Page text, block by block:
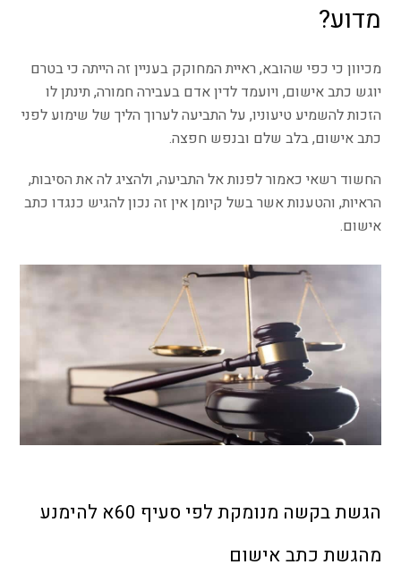
מדוע?
מכיוון כי כפי שהובא, ראיית המחוקק בעניין זה הייתה כי בטרם
יוגש כתב אישום, ויועמד לדין אדם בעבירה חמורה, תינתן לו
הזכות להשמיע טיעוניו, על התביעה לערוך הליך של שימוע לפני
כתב אישום, בלב שלם ובנפש חפצה.
החשוד רשאי כאמור לפנות אל התביעה, ולהציג לה את הסיבות,
הראיות, והטענות אשר בשל קיומן אין זה נכון להגיש כנגדו כתב
אישום.
הגשת בקשה מנומקת לפי סעיף 60א להימנע
מהגשת כתב אישום